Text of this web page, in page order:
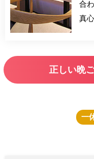
合
真
に
正しい晩
一